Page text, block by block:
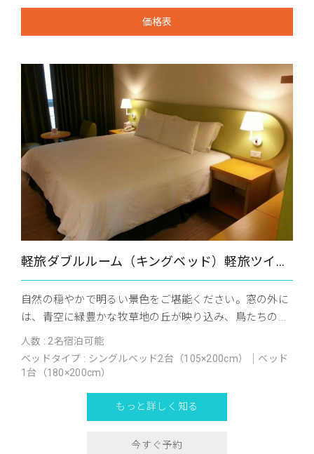
価格表
軽旅ダブルルーム（キングベッド）軽旅ツインルーム
自然の穏やかで明るい景色をご堪能ください。窓の外に
は、青空に緑豊かな牧草地の丘が映り込み、鳥たちの...
人数 : 2名宿泊可能
ベッドタイプ : シングルベッド2台（105×200cm）｜ベッド
1台（180×200cm）
もっと詳しく知る
今すぐ予約